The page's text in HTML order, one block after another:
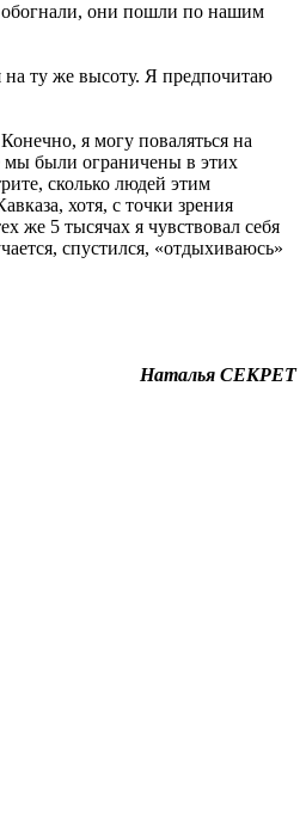
они пошли по нашим
на ту же высоту. Я предпочитаю
я могу поваляться на
мы были ограничены в этих
сколько людей этим
хотя, с точки зрения
же 5 тысячах я чувствовал себя
спустился, «отдыхиваюсь»
Наталья СЕКРЕТ